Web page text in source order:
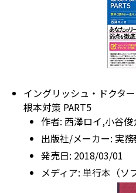
イングリッシュ・ドクタ
根本対策 PART5
作者: 西澤ロイ,小谷俊
出版社/メーカー: 実
発売日: 2018/03/01
メディア: 単行本（ソ